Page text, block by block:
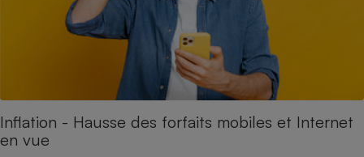
Inflation - Hausse des forfaits mobiles et Internet
en vue